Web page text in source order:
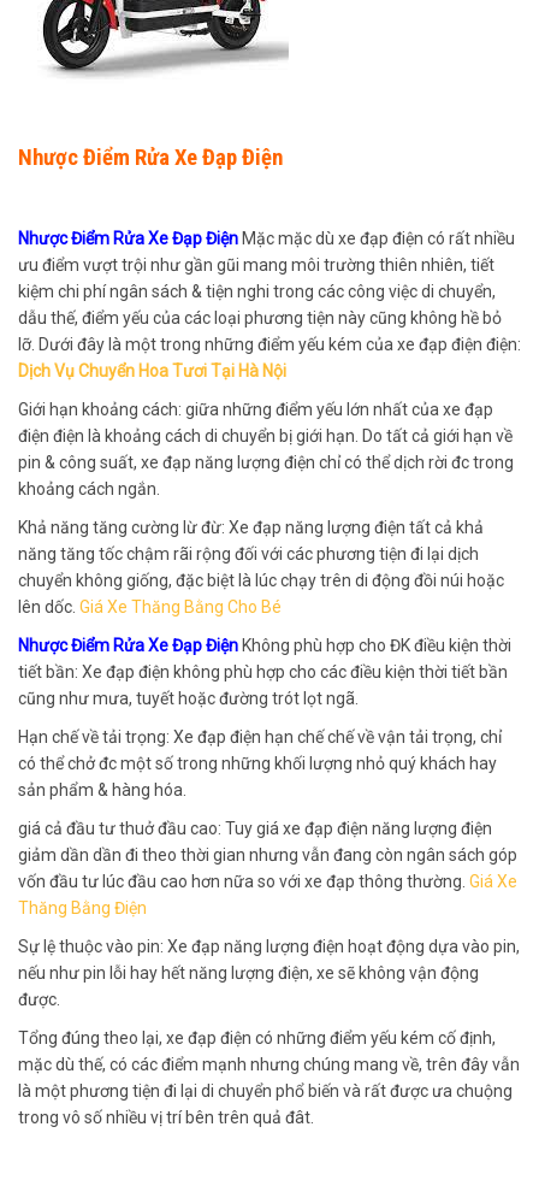
Nhược Điểm Rửa Xe Đạp Điện
Nhược Điểm Rửa Xe Đạp Điện Mặc mặc dù xe đạp điện có rất nhiều
ưu điểm vượt trội như gần gũi mang môi trường thiên nhiên, tiết
kiệm chi phí ngân sách & tiện nghi trong các công việc di chuyển,
dẫu thế, điểm yếu của các loại phương tiện này cũng không hề bỏ
lỡ. Dưới đây là một trong những điểm yếu kém của xe đạp điện điện:
Dịch Vụ Chuyển Hoa Tươi Tại Hà Nội
Giới hạn khoảng cách: giữa những điểm yếu lớn nhất của xe đạp
điện điện là khoảng cách di chuyển bị giới hạn. Do tất cả giới hạn về
pin & công suất, xe đạp năng lượng điện chỉ có thể dịch rời đc trong
khoảng cách ngắn.
Khả năng tăng cường lừ đừ: Xe đạp năng lượng điện tất cả khả
năng tăng tốc chậm rãi rộng đối với các phương tiện đi lại dịch
chuyển không giống, đặc biệt là lúc chạy trên di động đồi núi hoặc
lên dốc. Giá Xe Thăng Bằng Cho Bé
Nhược Điểm Rửa Xe Đạp Điện Không phù hợp cho ĐK điều kiện thời
tiết bần: Xe đạp điện không phù hợp cho các điều kiện thời tiết bần
cũng như mưa, tuyết hoặc đường trót lọt ngã.
Hạn chế về tải trọng: Xe đạp điện hạn chế chế về vận tải trọng, chỉ
có thể chở đc một số trong những khối lượng nhỏ quý khách hay
sản phẩm & hàng hóa.
giá cả đầu tư thuở đầu cao: Tuy giá xe đạp điện năng lượng điện
giảm dần dần đi theo thời gian nhưng vẫn đang còn ngân sách góp
vốn đầu tư lúc đầu cao hơn nữa so với xe đạp thông thường. Giá Xe
Thăng Bằng Điện
Sự lệ thuộc vào pin: Xe đạp năng lượng điện hoạt động dựa vào pin,
nếu như pin lỗi hay hết năng lượng điện, xe sẽ không vận động
được.
Tổng đúng theo lại, xe đạp điện có những điểm yếu kém cố định,
mặc dù thế, có các điểm mạnh nhưng chúng mang về, trên đây vẫn
là một phương tiện đi lại di chuyển phổ biến và rất được ưa chuộng
trong vô số nhiều vị trí bên trên quả đât.